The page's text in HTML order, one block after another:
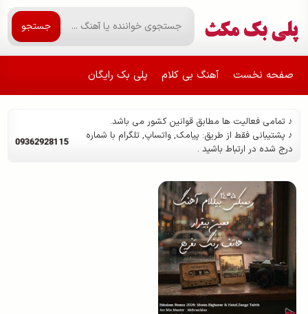
جستجو
صفحه نخست آهنگ بی کلام پلی بک رایگان
♪ تمامی فعالیت ها مطابق قوانین کشور می باشد.
♪ پشتیبانی فقط از طریق: پیامک, واتساپ, تلگرام با شماره
درج شده در ارتباط باشید .
09362928115